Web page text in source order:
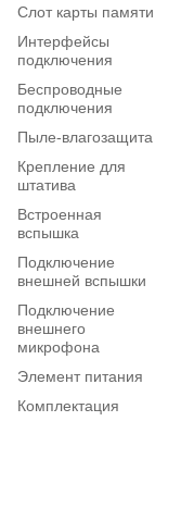
Слот карты памяти
Интерфейсы
подключения
Беспроводные
подключения
Пыле-влагозащита
Крепление для
штатива
Встроенная
вспышка
Подключение
внешней вспышки
Подключение
внешнего
микрофона
Элемент питания
Комплектация